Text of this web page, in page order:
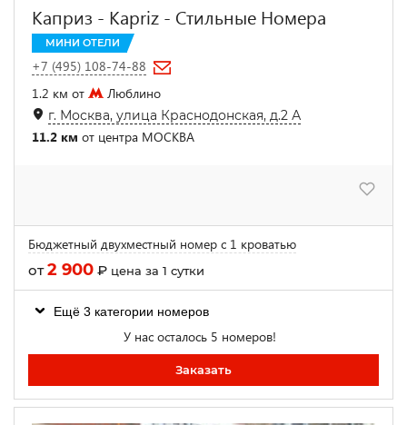
Каприз - Kapriz - Стильные Номера
МИНИ ОТЕЛИ
+7 (495) 108-74-88
1.2 км от
Люблино
г. Москва, улица Краснодонская, д.2 А
11.2 км от центра МОСКВА
Бюджетный двухместный номер с 1 кроватью
от2 900 ₽ цена за 1 сутки
Ещё 3 категории номеров
У нас осталось 5 номеров!
Заказать